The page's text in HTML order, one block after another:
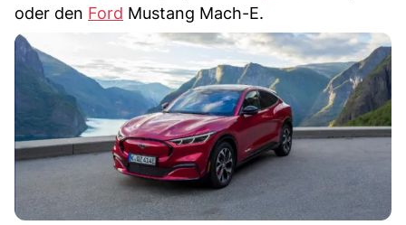
oder den Ford Mustang Mach-E.